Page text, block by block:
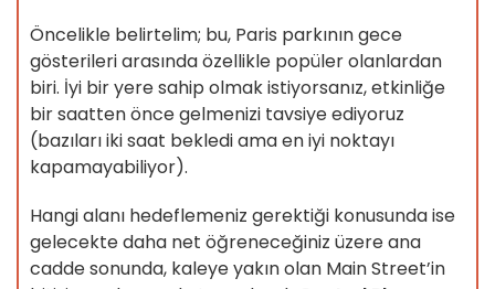
Öncelikle belirtelim; bu, Paris parkının gece
gösterileri arasında özellikle popüler olanlardan
biri. İyi bir yere sahip olmak istiyorsanız, etkinliğe
bir saatten önce gelmenizi tavsiye ediyoruz
(bazıları iki saat bekledi ama en iyi noktayı
kapamayabiliyor).
Hangi alanı hedeflemeniz gerektiği konusunda ise
gelecekte daha net öğreneceğiniz üzere ana
cadde sonunda, kaleye yakın olan Main Street’in